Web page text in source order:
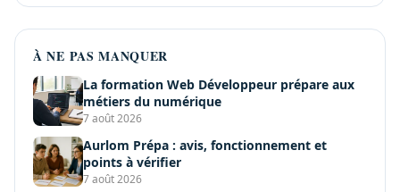
À NE PAS MANQUER
La formation Web Développeur prépare aux
métiers du numérique
7 août 2026
Aurlom Prépa : avis, fonctionnement et
points à vérifier
7 août 2026